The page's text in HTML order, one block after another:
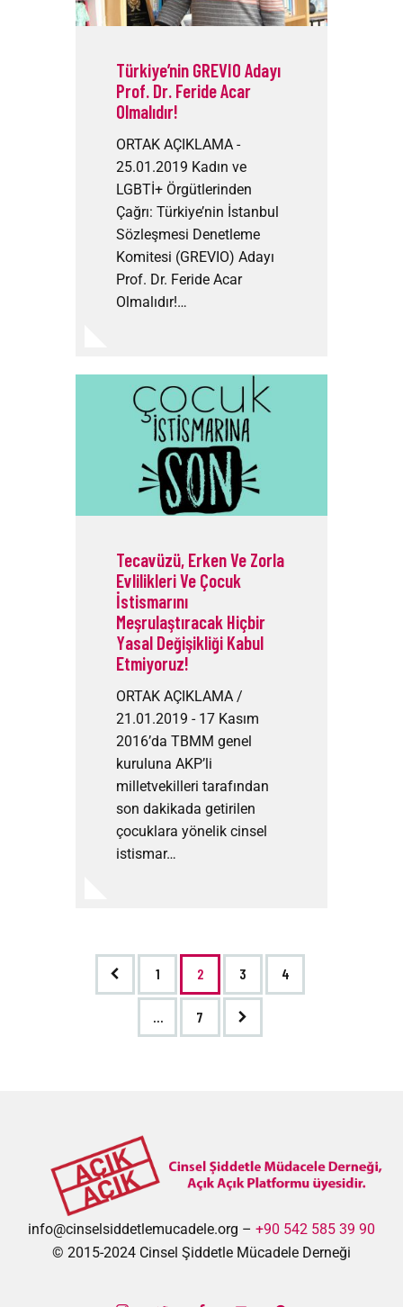
Türkiye’nin GREVIO Adayı
Prof. Dr. Feride Acar
Olmalıdır!
ORTAK AÇIKLAMA -
25.01.2019 Kadın ve
LGBTİ+ Örgütlerinden
Çağrı: Türkiye’nin İstanbul
Sözleşmesi Denetleme
Komitesi (GREVIO) Adayı
Prof. Dr. Feride Acar
Olmalıdır!…
Tecavüzü, Erken Ve Zorla
Evlilikleri Ve Çocuk
İstismarını
Meşrulaştıracak Hiçbir
Yasal Değişikliği Kabul
Etmiyoruz!
ORTAK AÇIKLAMA /
21.01.2019 - 17 Kasım
2016’da TBMM genel
kuruluna AKP’li
milletvekilleri tarafından
son dakikada getirilen
çocuklara yönelik cinsel
istismar…
1 2 3 4
… 7
>
info@cinselsiddetlemucadele.org – +90 542 585 39 90
© 2015-2024 Cinsel Şiddetle Mücadele Derneği